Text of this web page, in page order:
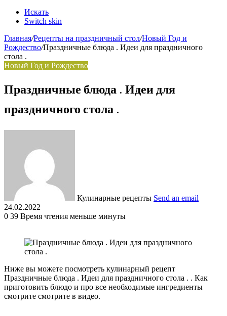
Искать
Switch skin
Главная/Рецепты на праздничный стол/Новый Год и
Рождество/Праздничные блюда . Идеи для праздничного
стола .
Новый Год и Рождество
Праздничные блюда . Идеи для
праздничного стола .
Кулинарные рецепты Send an email
24.02.2022
0 39 Время чтения меньше минуты
Ниже вы можете посмотреть кулинарный рецепт
Праздничные блюда . Идеи для праздничного стола . . Как
приготовить блюдо и про все необходимые ингредиенты
смотрите смотрите в видео.